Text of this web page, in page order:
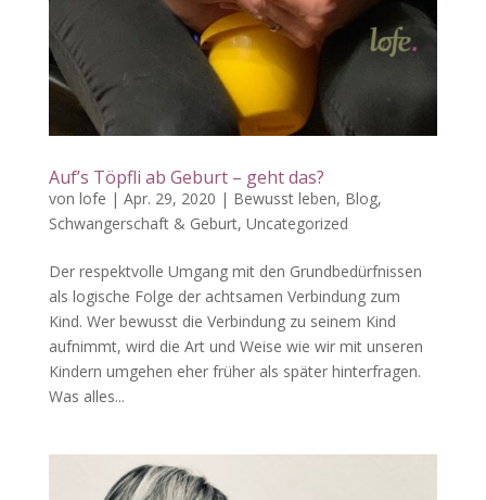
Auf’s Töpfli ab Geburt – geht das?
von lofe | Apr. 29, 2020 | Bewusst leben, Blog,
Schwangerschaft & Geburt, Uncategorized
Der respektvolle Umgang mit den Grundbedürfnissen
als logische Folge der achtsamen Verbindung zum
Kind. Wer bewusst die Verbindung zu seinem Kind
aufnimmt, wird die Art und Weise wie wir mit unseren
Kindern umgehen eher früher als später hinterfragen.
Was alles...